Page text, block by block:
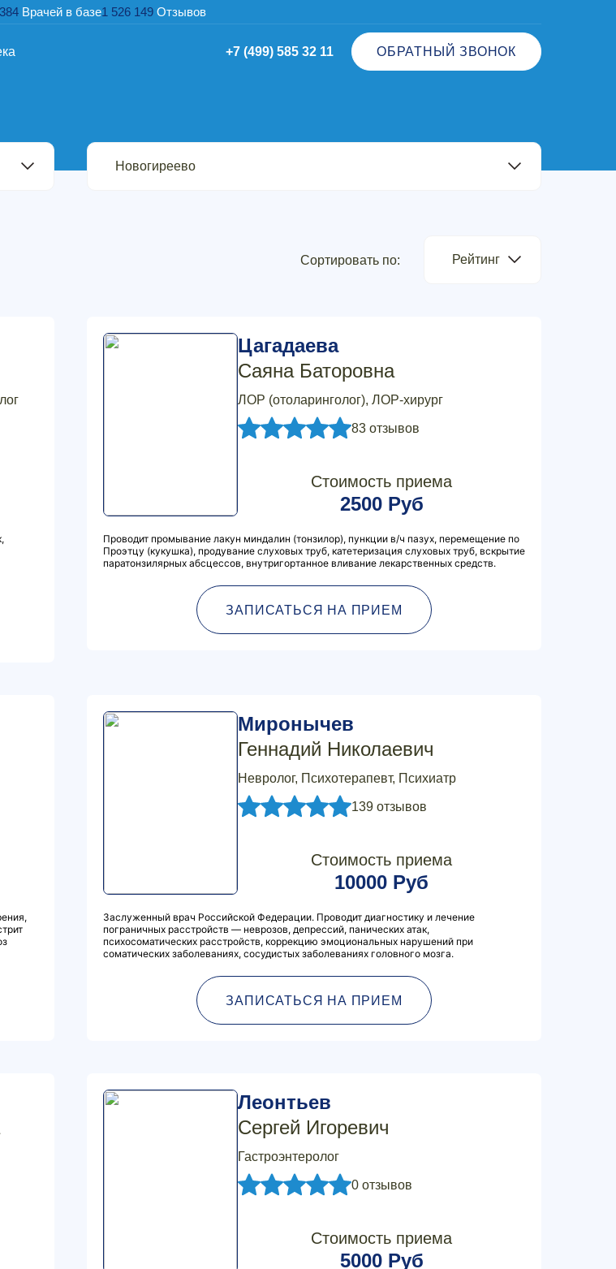
Врачей в базе1 526 149 Отзывов
+7 (499) 585 32 11 ОБРАТНЫЙ ЗВОНОК
Сортировать по: Рейтинг
Цагадаева
Саяна Баторовна
ЛОР (отоларинголог), ЛОР-хирург
83 отзывов
Стоимость приема
2500 Руб
Проводит промывание лакун миндалин (тонзилор), пункции в/ч пазух, перемещение по
Проэтцу (кукушка), продувание слуховых труб, катетеризация слуховых труб, вскрытие
паратонзилярных абсцессов, внутригортанное вливание лекарственных средств.
ЗАПИСАТЬСЯ НА ПРИЕМ
Миронычев
Геннадий Николаевич
Невролог, Психотерапевт, Психиатр
139 отзывов
Стоимость приема
10000 Руб
Заслуженный врач Российской Федерации. Проводит диагностику и лечение
пограничных расстройств — неврозов, депрессий, панических атак,
психосоматических расстройств, коррекцию эмоциональных нарушений при
соматических заболеваниях, сосудистых заболеваниях головного мозга.
ЗАПИСАТЬСЯ НА ПРИЕМ
Леонтьев
Сергей Игоревич
Гастроэнтеролог
0 отзывов
Стоимость приема
5000 Руб